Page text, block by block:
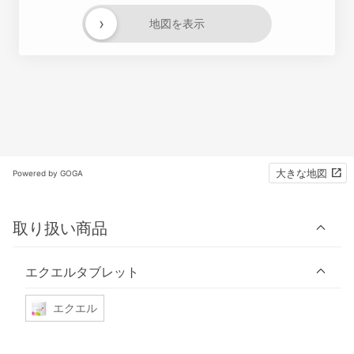
地図を表示
›
Powered by GOGA 大きな地図
取り扱い商品
エクエルタブレット
エクエル